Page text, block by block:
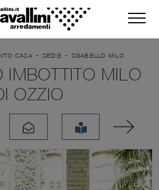
CASA - SEDIE - SGABELLO MILO
IMBOTTITO MILO
OZZIO